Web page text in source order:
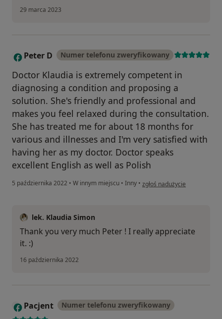
29 marca 2023
P Peter D Numer telefonu zweryfikowany
Doctor Klaudia is extremely competent in
diagnosing a condition and proposing a
solution. She's friendly and professional and
makes you feel relaxed during the consultation.
She has treated me for about 18 months for
various and illnesses and I'm very satisfied with
having her as my doctor. Doctor speaks
excellent English as well as Polish
5 października 2022 • W innym miejscu • Inny • w opinii użytkownika Peter D
zgłoś nadużycie
lek. Klaudia Simon
Thank you very much Peter ! I really appreciate
it. :)
16 października 2022
Pacjent Numer telefonu zweryfikowany